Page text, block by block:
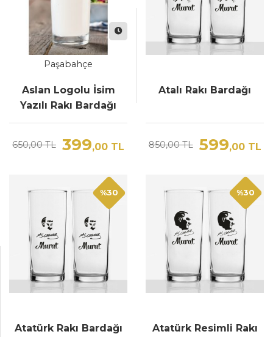
Paşabahçe
Aslan Logolu İsim
Yazılı Rakı Bardağı
650,00 TL 399,00 TL
Atalı Rakı Bardağı
850,00 TL 599,00TL
Atatürk Rakı Bardağı
%30
Atatürk Resimli Rakı
%30